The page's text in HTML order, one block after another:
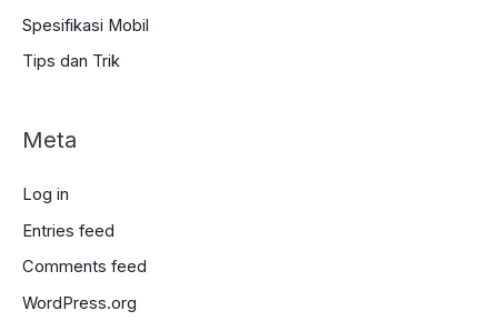
Spesifikasi Mobil
Tips dan Trik
Meta
Log in
Entries feed
Comments feed
WordPress.org